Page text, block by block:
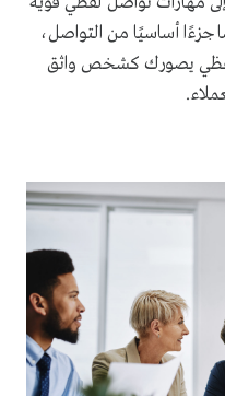
أساسيًا من التواصل،
يصورك كشخص واثق